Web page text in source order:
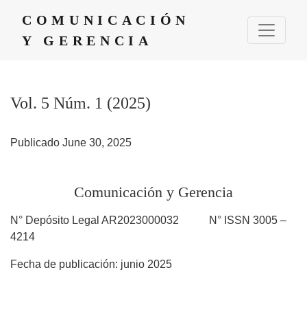
COMUNICACIÓN
Y GERENCIA
Vol. 5 Núm. 1 (2025)
Publicado June 30, 2025
Comunicación y Gerencia
N° Depósito Legal AR2023000032 N° ISSN 3005 –
4214
Fecha de publicación: junio 2025